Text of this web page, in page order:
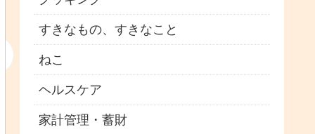
すきなもの、すきなこと
ねこ
ヘルスケア
家計管理・蓄財